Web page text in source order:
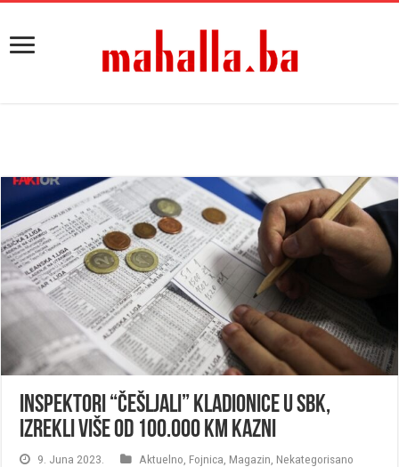
Inspektori “češljali” kladionice u SBK,
izrekli više od 100.000 KM kazni
9. Juna 2023. Aktuelno Fojnica Magazin Nekategorisano